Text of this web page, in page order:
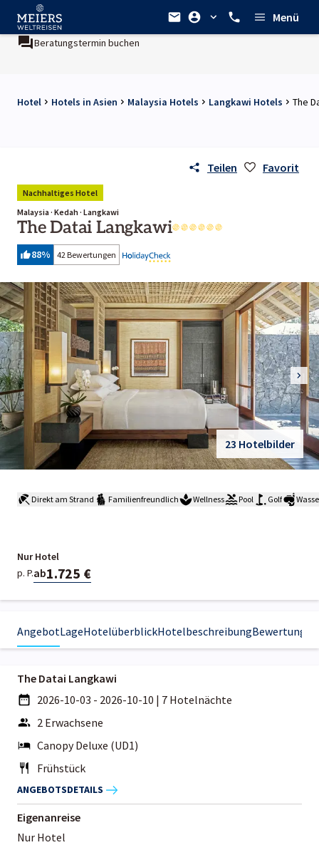
Menü
buchen Ein Unternehmen der
Hotel Hotels in Asien Malaysia Hotels Langkawi Hotels The
Teilen Favorit
Nachhaltiges Hotel
Malaysia · Kedah · Langkawi
The Datai Langkawi
88% 42 Bewertungen
23 Hotelbilder
Direkt am Strand Familienfreundlich Wellness Pool Golf
Nur Hotel
p. P.ab1.725 €
AngebotLageHotelüberblickHotelbeschreibungBewertungen
The Datai Langkawi
2026-10-03 - 2026-10-10 | 7 Hotelnächte
2 Erwachsene
Canopy Deluxe (UD1)
Frühstück
ANGEBOTSDETAILS
Eigenanreise
Nur Hotel